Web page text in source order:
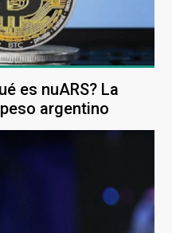
es nuARS? La
argentino